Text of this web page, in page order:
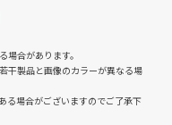
場合があります。
干製品と画像のカラーが異なる場
る場合がございますのでご了承下